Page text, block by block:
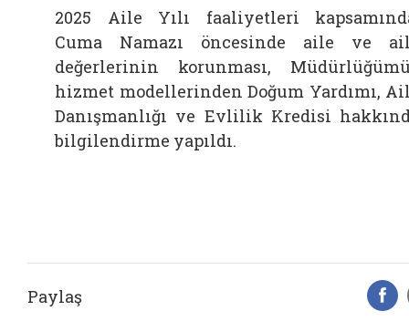
2025 Aile Yılı faaliyetleri
Cuma Namazı öncesinde aile ve
değerlerinin korunması,
hizmet modellerinden Doğum Yardımı,
Danışmanlığı ve Evlilik Kredisi
bilgilendirme yapıldı.
Paylaş